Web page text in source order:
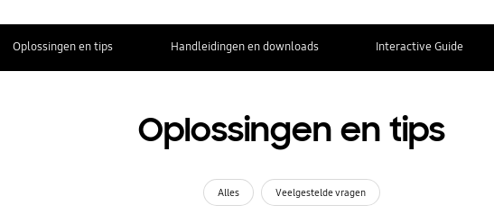
Oplossingen en tips Handleidingen en downloads Interactive Guide
Oplossingen en tips
Alles Veelgestelde vragen